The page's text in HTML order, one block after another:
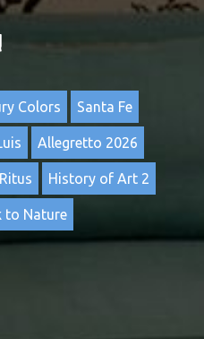
Colors Santa Fe
Allegretto 2026
Ritus History of Art 2
to Nature